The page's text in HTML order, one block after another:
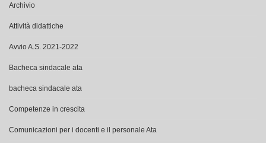
Archivio
Attività didattiche
Avvio A.S. 2021-2022
Bacheca sindacale ata
bacheca sindacale ata
Competenze in crescita
Comunicazioni per i docenti e il personale Ata